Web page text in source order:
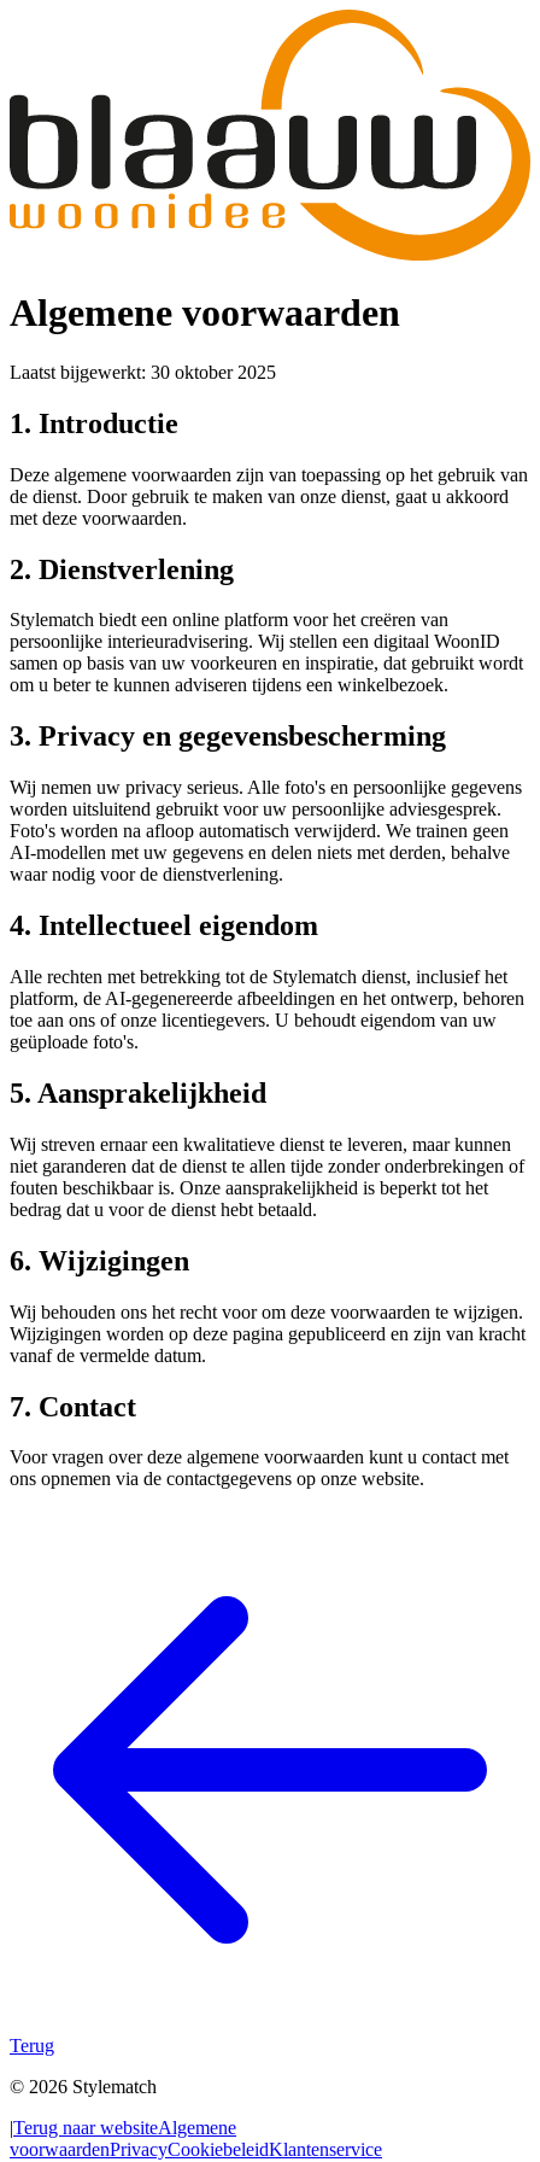
Algemene voorwaarden
Laatst bijgewerkt: 30 oktober 2025
1. Introductie
Deze algemene voorwaarden zijn van toepassing op het gebruik van
de dienst. Door gebruik te maken van onze dienst, gaat u akkoord
met deze voorwaarden.
2. Dienstverlening
Stylematch biedt een online platform voor het creëren van
persoonlijke interieuradvisering. Wij stellen een digitaal WoonID
samen op basis van uw voorkeuren en inspiratie, dat gebruikt wordt
om u beter te kunnen adviseren tijdens een winkelbezoek.
3. Privacy en gegevensbescherming
Wij nemen uw privacy serieus. Alle foto's en persoonlijke gegevens
worden uitsluitend gebruikt voor uw persoonlijke adviesgesprek.
Foto's worden na afloop automatisch verwijderd. We trainen geen
AI-modellen met uw gegevens en delen niets met derden, behalve
waar nodig voor de dienstverlening.
4. Intellectueel eigendom
Alle rechten met betrekking tot de Stylematch dienst, inclusief het
platform, de AI-gegenereerde afbeeldingen en het ontwerp, behoren
toe aan ons of onze licentiegevers. U behoudt eigendom van uw
geüploade foto's.
5. Aansprakelijkheid
Wij streven ernaar een kwalitatieve dienst te leveren, maar kunnen
niet garanderen dat de dienst te allen tijde zonder onderbrekingen of
fouten beschikbaar is. Onze aansprakelijkheid is beperkt tot het
bedrag dat u voor de dienst hebt betaald.
6. Wijzigingen
Wij behouden ons het recht voor om deze voorwaarden te wijzigen.
Wijzigingen worden op deze pagina gepubliceerd en zijn van kracht
vanaf de vermelde datum.
7. Contact
Voor vragen over deze algemene voorwaarden kunt u contact met
ons opnemen via de contactgegevens op onze website.
Terug
© 2026 Stylematch
Terug naar websiteAlgemene
voorwaardenPrivacyCookiebeleidKlantenservice